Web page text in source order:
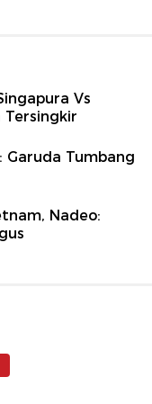
Vs
Tersingkir
Garuda Tumbang
Nadeo: